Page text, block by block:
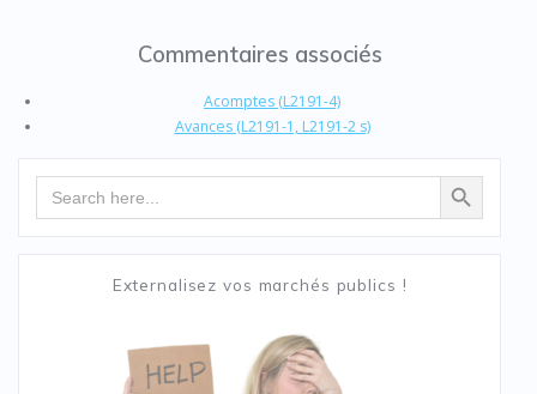
Commentaires associés
Acomptes (L2191-4)
Avances (L2191-1, L2191-2 s)
Search Search Button
Externalisez vos marchés publics !